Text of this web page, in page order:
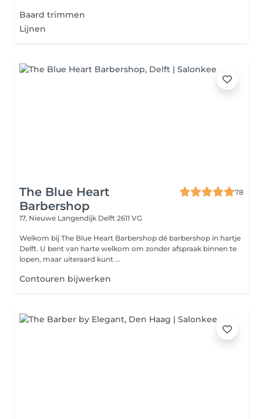
Baard trimmen
Lijnen
The Blue Heart
Barbershop
78
17, Nieuwe Langendijk Delft 2611 VG
Welkom bij The Blue Heart Barbershop dé barbershop in hartje
Delft. U bent van harte welkom om zonder afspraak binnen te
lopen, maar uiteraard kunt ...
Contouren bijwerken